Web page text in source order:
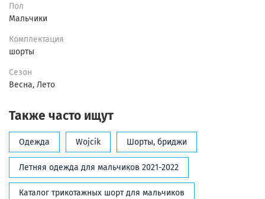
Пол
Мальчики
Комплектация
шорты
Сезон
Весна, Лето
Также часто ищут
Одежда Wojcik Шорты, бриджи
Летняя одежда для мальчиков 2021-2022
Каталог трикотажных шорт для мальчиков